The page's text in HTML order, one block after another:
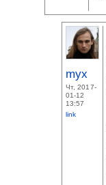
myx
Чт, 2017-
01-12
13:57
link